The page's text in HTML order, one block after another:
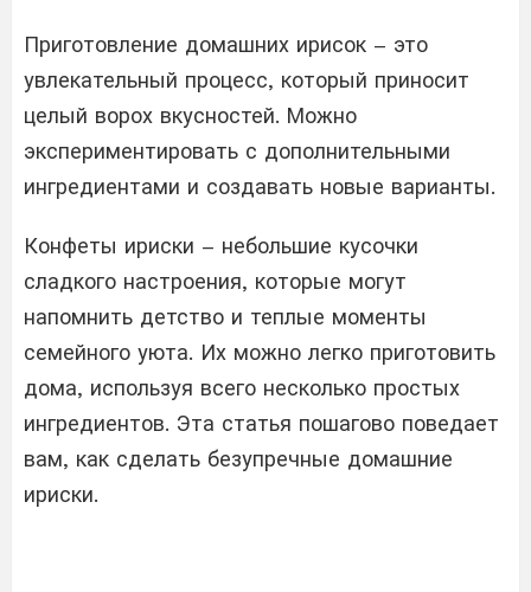
Приготовление домашних ирисок – это
увлекательный процесс, который приносит
целый ворох вкусностей. Можно
экспериментировать с дополнительными
ингредиентами и создавать новые варианты.
Конфеты ириски – небольшие кусочки
сладкого настроения, которые могут
напомнить детство и теплые моменты
семейного уюта. Их можно легко приготовить
дома, используя всего несколько простых
ингредиентов. Эта статья пошагово поведает
вам, как сделать безупречные домашние
ириски.